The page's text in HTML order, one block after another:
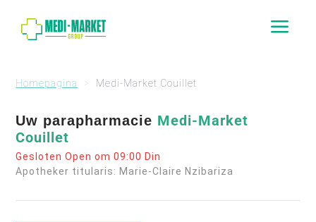
a
Homepagina Medi-Market Couillet
Uw parapharmacie Medi-Market
Couillet
Gesloten Open om 09:00 Din
Apotheker titularis: Marie-Claire Nzibariza